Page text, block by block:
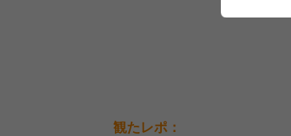
観たレポ：